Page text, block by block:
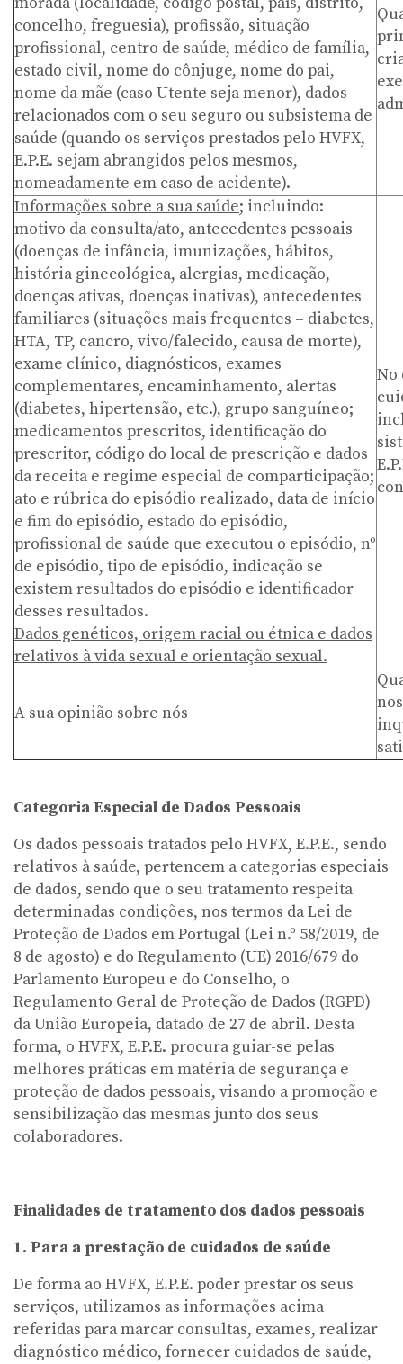
concelho, freguesia), profissão, situação
profissional, centro de saúde, médico de família,
estado civil, nome do cônjuge, nome do pai,
nome da mãe (caso Utente seja menor), dados
relacionados com o seu seguro ou subsistema de
saúde (quando os serviços prestados pelo HVFX,
E.P.E. sejam abrangidos pelos mesmos,
nomeadamente em caso de acidente).
Informações sobre a sua saúde; incluindo:
motivo da consulta/ato, antecedentes pessoais
(doenças de infância, imunizações, hábitos,
história ginecológica, alergias, medicação,
doenças ativas, doenças inativas), antecedentes
familiares (situações mais frequentes – diabetes,
HTA, TP, cancro, vivo/falecido, causa de morte),
exame clínico, diagnósticos, exames
complementares, encaminhamento, alertas
(diabetes, hipertensão, etc.), grupo sanguíneo;
medicamentos prescritos, identificação do
prescritor, código do local de prescrição e dados
da receita e regime especial de comparticipação;
ato e rúbrica do episódio realizado, data de início
e fim do episódio, estado do episódio,
profissional de saúde que executou o episódio, nº
de episódio, tipo de episódio, indicação se
existem resultados do episódio e identificador
desses resultados.
Dados genéticos, origem racial ou étnica e dados
relativos à vida sexual e orientação sexual.
No
A sua opinião sobre nós
Categoria Especial de Dados Pessoais
Os dados pessoais tratados pelo HVFX, E.P.E., sendo
relativos à saúde, pertencem a categorias especiais
de dados, sendo que o seu tratamento respeita
determinadas condições, nos termos da Lei de
Proteção de Dados em Portugal (Lei n.º 58/2019, de
8 de agosto) e do Regulamento (UE) 2016/679 do
Parlamento Europeu e do Conselho, o
Regulamento Geral de Proteção de Dados (RGPD)
da União Europeia, datado de 27 de abril. Desta
forma, o HVFX, E.P.E. procura guiar-se pelas
melhores práticas em matéria de segurança e
proteção de dados pessoais, visando a promoção e
sensibilização das mesmas junto dos seus
colaboradores.
Finalidades de tratamento dos dados pessoais
1. Para a prestação de cuidados de saúde
De forma ao HVFX, E.P.E. poder prestar os seus
serviços, utilizamos as informações acima
referidas para marcar consultas, exames, realizar
diagnóstico médico, fornecer cuidados de saúde,